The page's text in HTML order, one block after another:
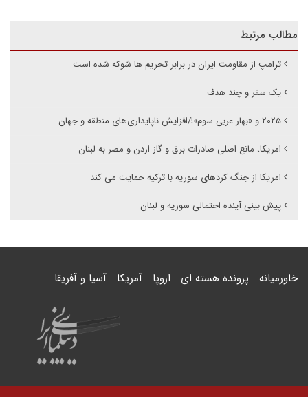
مطالب مرتبط
ترامپ از مقاومت ایران در برابر تحریم ها شوکه شده است
یک سفر و چند هدف
۲۰۲۵ و «بهار عربی سوم»!/افزایش ناپایداری‌های منطقه و جهان
امریکا، مانع اصلی صادرات برق و گاز اردن و مصر به لبنان
امریکا از جنگ کردهای سوریه با ترکیه حمایت می کند
پیش بینی آینده احتمالی سوریه و لبنان
خاورمیانه پرونده هسته ای اروپا آمریکا آسیا و آفریقا